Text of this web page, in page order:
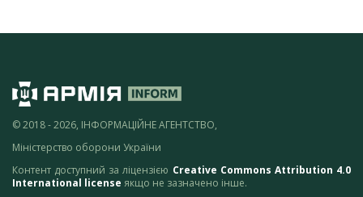
© 2018 - 2026, ІНФОРМАЦІЙНЕ АГЕНТСТВО,
Міністерство оборони України
Контент доступний за ліцензією Creative Commons Attribution 4.0
International license якщо не зазначено інше.